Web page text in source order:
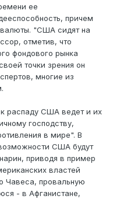
ее
причем
"США сидят на
отметив, что
фондового рынка
точки зрения он
многие из
распаду США ведет и их
господству,
в мире". В
США будут
приводя в пример
властей
Чавеса, провальную
- в Афганистане,